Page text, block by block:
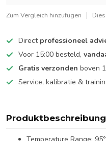
Zum Vergleich hinzufügen
Direct professioneel
Voor 15:00 besteld,
Gratis verzonden boven
Service, kalibratie &
Produktbeschreibung